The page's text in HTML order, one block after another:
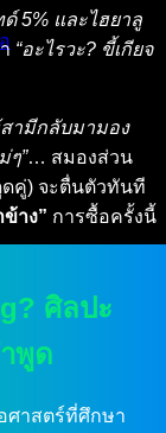
5% และไฮยาลู
“อะไรวะ? ขี้เกียจ
ามีกลับมามอง
ๆ”… สมองส่วน
ดคู่) จะตื่นตัวทันที
ข้าง” การซื้อครั้งนี้
ศิลปะ
พูด
ศาสตร์ที่ศึกษา